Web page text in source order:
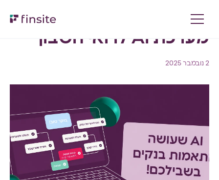
מערכת AI לרואי חשבון
2 נובמבר 2025